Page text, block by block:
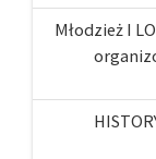
Młodzież I